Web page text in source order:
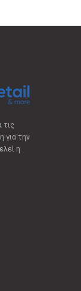
τις
για την
η